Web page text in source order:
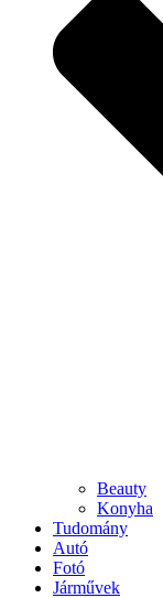
Beauty
Konyha
Tudomány
Autó
Fotó
Járművek